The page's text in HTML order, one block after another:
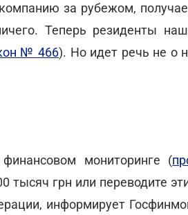
за рубежом,
Теперь резиденты
№ 466). Но идет речь не о
мониторинге (
тысяч грн или переводите
информирует